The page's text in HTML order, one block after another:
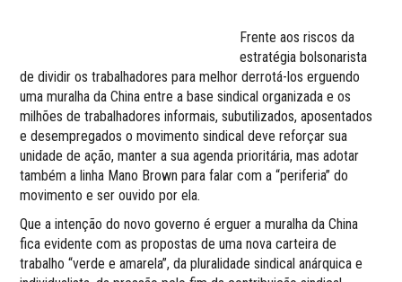
Frente aos riscos da
estratégia bolsonarista
de dividir os trabalhadores para melhor derrotá-los erguendo
uma muralha da China entre a base sindical organizada e os
milhões de trabalhadores informais, subutilizados, aposentados
e desempregados o movimento sindical deve reforçar sua
unidade de ação, manter a sua agenda prioritária, mas adotar
também a linha Mano Brown para falar com a “periferia” do
movimento e ser ouvido por ela.
Que a intenção do novo governo é erguer a muralha da China
fica evidente com as propostas de uma nova carteira de
trabalho “verde e amarela”, da pluralidade sindical anárquica e